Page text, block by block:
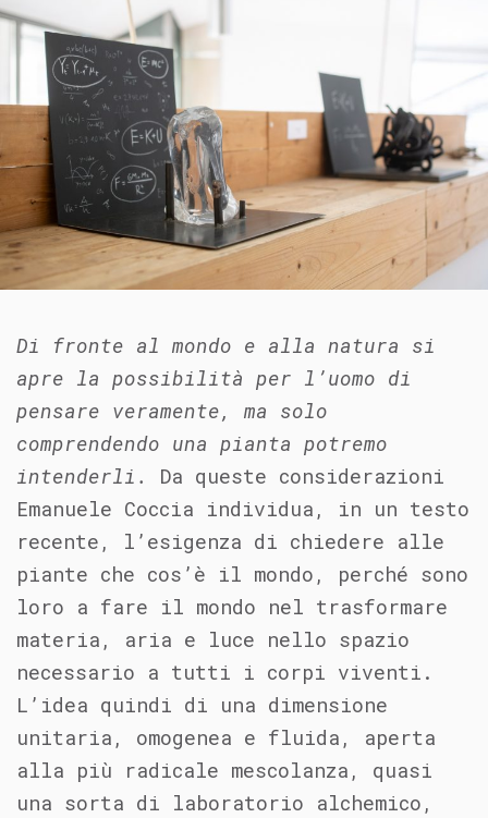
Di fronte al mondo e alla natura si
apre la possibilità per l’uomo di
pensare veramente, ma solo
comprendendo una pianta potremo
intenderli.
Da queste considerazioni
Emanuele Coccia individua, in un testo
recente, l’esigenza di chiedere alle
piante che cos’è il mondo, perché sono
loro a fare il mondo nel trasformare
materia, aria e luce nello spazio
necessario a tutti i corpi viventi.
L’idea quindi di una dimensione
unitaria, omogenea e fluida, aperta
alla più radicale mescolanza, quasi
una sorta di laboratorio alchemico,